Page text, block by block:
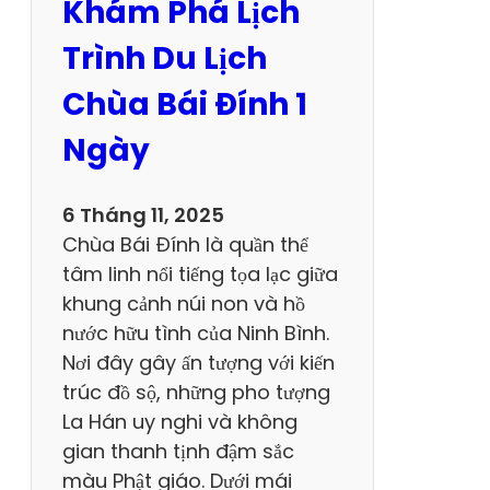
m
D
u
L
C
h
ù
a
H
ư
ơ
n
g
Khám Phá Lịch
Trình Du Lịch
Chùa Bái Đính 1
Ngày
6 Tháng 11, 2025
Chùa Bái Đính là quần thể
tâm linh nổi tiếng tọa lạc giữa
khung cảnh núi non và hồ
nước hữu tình của Ninh Bình.
Nơi đây gây ấn tượng với kiến
trúc đồ sộ, những pho tượng
La Hán uy nghi và không
gian thanh tịnh đậm sắc
màu Phật giáo. Dưới mái